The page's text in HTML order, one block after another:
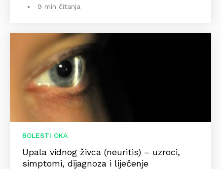
9 min čitanja
BOLESTI OKA
Upala vidnog živca (neuritis) – uzroci,
simptomi, dijagnoza i liječenje